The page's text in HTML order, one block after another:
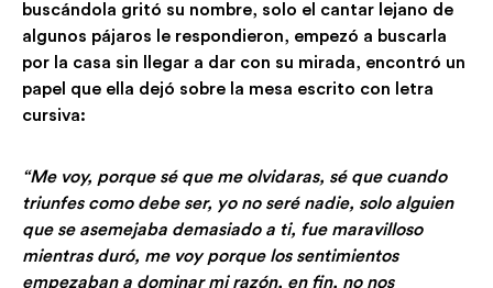
buscándola gritó su nombre, solo el cantar lejano de
algunos pájaros le respondieron, empezó a buscarla
por la casa sin llegar a dar con su mirada, encontró un
papel que ella dejó sobre la mesa escrito con letra
cursiva:
“Me voy, porque sé que me olvidaras, sé que cuando
triunfes como debe ser, yo no seré nadie, solo alguien
que se asemejaba demasiado a ti, fue maravilloso
mientras duró, me voy porque los sentimientos
empezaban a dominar mi razón, en fin, no nos